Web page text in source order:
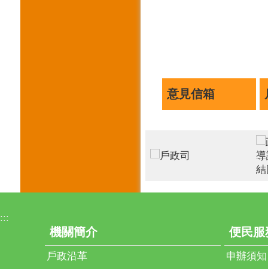
意見信箱
:::
機關簡介
戶政沿革
便民服
申辦須知